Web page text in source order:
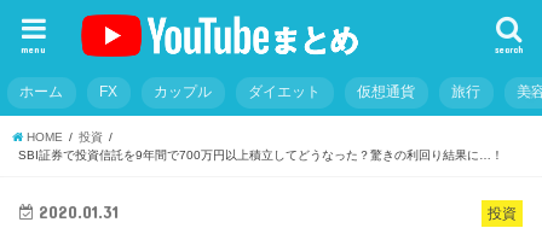
search
menu
ホーム FX カップル ダイエット 仮想通貨 旅行 美
HOME
投資
SBI証券で投資信託を9年間で700万円以上積立してどうなった？驚きの利回り結果に…！
投資
2020.01.31